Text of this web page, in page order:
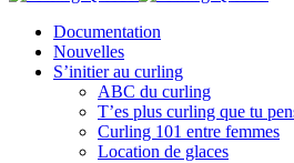
Documentation
Nouvelles
S’initier au curling
ABC du curling
T’es plus curling que tu
Curling 101 entre femmes
Location de glaces